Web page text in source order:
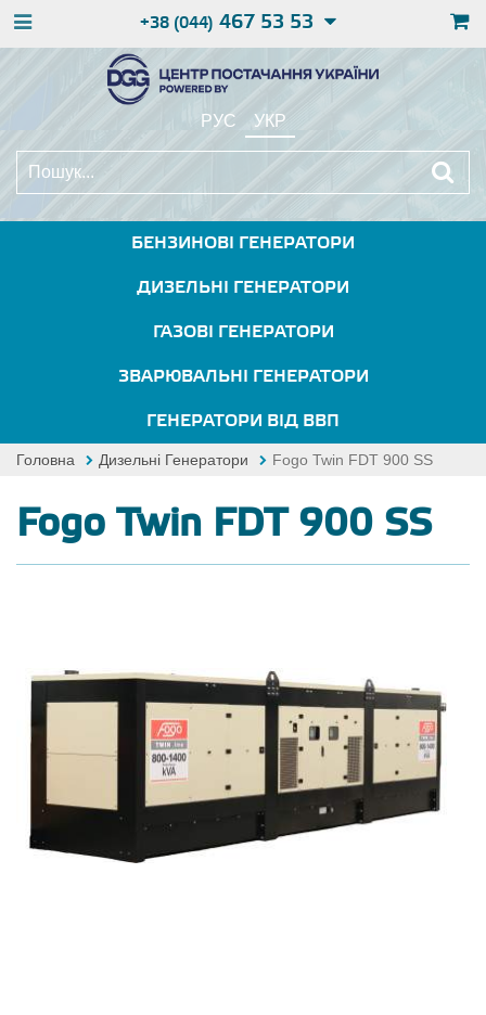
+38 (044) 467 53 53
РУС УКР
БЕНЗИНОВІ ГЕНЕРАТОРИ
ДИЗЕЛЬНІ ГЕНЕРАТОРИ
ГАЗОВІ ГЕНЕРАТОРИ
ЗВАРЮВАЛЬНІ ГЕНЕРАТОРИ
ГЕНЕРАТОРИ ВІД ВВП
Головна Дизельні Генератори Fogo Twin FDT 900 SS
Fogo Twin FDT 900 SS